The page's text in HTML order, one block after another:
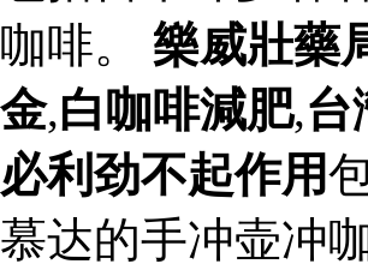
咖啡。 樂威壯藥
金,白咖啡減肥,台
必利劲不起作用
慕达的手冲壶冲